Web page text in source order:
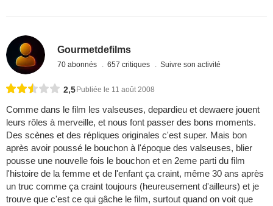
Gourmetdefilms
70 abonnés 657 critiques Suivre son activité
2,5 Publiée le 11 août 2008
Comme dans le film les valseuses, depardieu et dewaere jouent
leurs rôles à merveille, et nous font passer des bons moments.
Des scènes et des répliques originales c'est super. Mais bon
après avoir poussé le bouchon à l'époque des valseuses, blier
pousse une nouvelle fois le bouchon et en 2eme parti du film
l'histoire de la femme et de l'enfant ça craint, même 30 ans après
un truc comme ça craint toujours (heureusement d'ailleurs) et je
trouve que c'est ce qui gâche le film, surtout quand on voit que